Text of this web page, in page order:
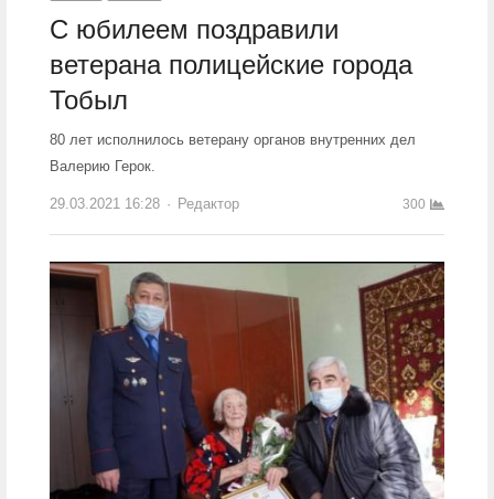
С юбилеем поздравили
ветерана полицейские города
Тобыл
80 лет исполнилось ветерану органов внутренних дел
Валерию Герок.
29.03.2021 16:28 Author
Редактор 300